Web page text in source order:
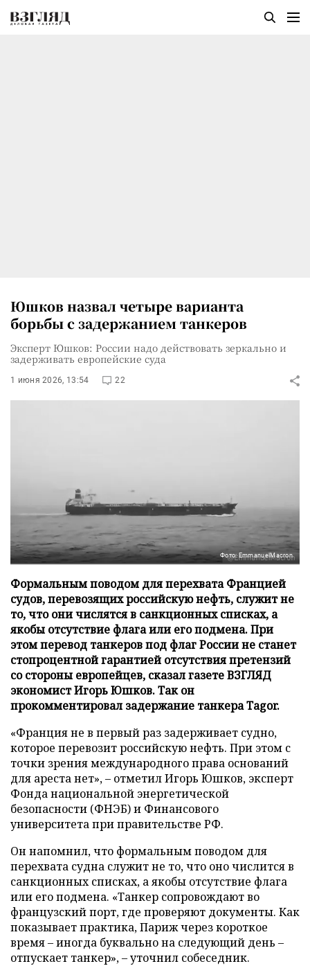
Юшков назвал четыре варианта
борьбы с задержанием танкеров
Эксперт Юшков: России надо действовать зеркально и
задерживать европейские суда
1 июня 2026, 13:54 22
Фото: EmmanuelMacron
Формальным поводом для перехвата Францией
судов, перевозящих российскую нефть, служит не
то, что они числятся в санкционных списках, а
якобы отсутствие флага или его подмена. При
этом перевод танкеров под флаг России не станет
стопроцентной гарантией отсутствия претензий
со стороны европейцев, сказал газете ВЗГЛЯД
экономист Игорь Юшков. Так он
прокомментировал задержание танкера Tagor.
«Франция не в первый раз задерживает судно,
которое перевозит российскую нефть. При этом с
точки зрения международного права оснований
для ареста нет», – отметил Игорь Юшков, эксперт
Фонда национальной энергетической
безопасности (ФНЭБ) и Финансового
университета при правительстве РФ.
Он напомнил, что формальным поводом для
перехвата судна служит не то, что оно числится в
санкционных списках, а якобы отсутствие флага
или его подмена. «Танкер сопровождают во
французский порт, где проверяют документы. Как
показывает практика, Париж через короткое
время – иногда буквально на следующий день –
отпускает танкер», – уточнил собеседник.